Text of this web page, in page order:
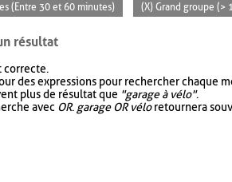
(Entre 30 et 60 minutes) (X) Grand groupe (>
résultat
correcte.
des expressions pour rechercher chaque
plus de résultat que "garage à vélo".
avec OR. garage OR véloretournera